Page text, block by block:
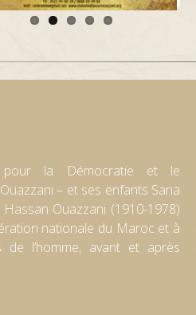
pour la Démocratie et le
– et ses enfants Sana
Ouazzani (1910-1978)
nationale du Maroc et à
l’homme, avant et après